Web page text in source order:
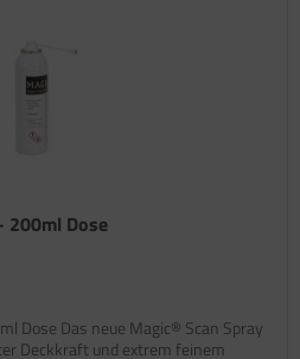
200ml Dose
Dose Das neue Magic® Scan Spray
Deckkraft und extrem feinem